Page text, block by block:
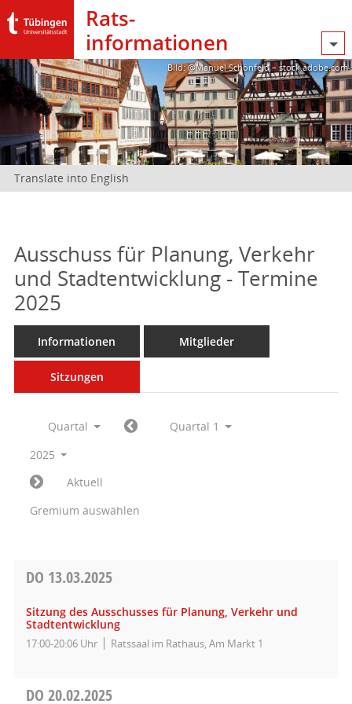
Rats­
informationen
Bild: @Manuel Schönfeld – stock.adobe.com
Translate into English
Ausschuss für Planung, Verkehr
und Stadtentwicklung - Termine
2025
Informationen Mitglieder
Sitzungen
Quartal
Quartal 1
2025
Aktuell
Gremium auswählen
DO 13.03.2025
Sitzung des Ausschusses für Planung, Verkehr und
Stadtentwicklung
17:00-20:06 Uhr Ratssaal im Rathaus, Am Markt 1
DO 20.02.2025